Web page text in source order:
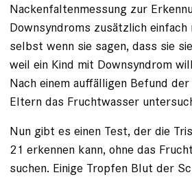
Nackenfaltenmessung zur
Downsyndroms zusätzlich
selbst wenn sie sagen, dass sie
weil ein Kind mit Downsyndrom
Nach einem auffälligen Befund
Eltern das Fruchtwasser
Nun gibt es einen Test, der die
21 erkennen kann, ohne das
suchen. Einige Tropfen Blut der